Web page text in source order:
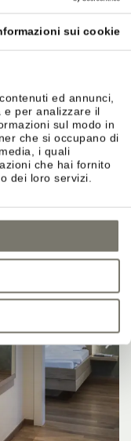
sui cookie
ed annunci,
e per analizzare il
sul modo in
che si occupano di
i quali
che hai fornito
dei loro servizi.